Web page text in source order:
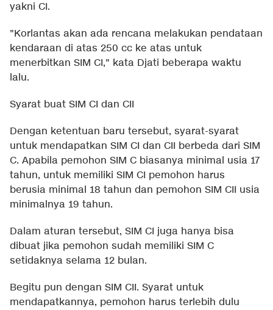
yakni CI.
"Korlantas akan ada rencana melakukan pendataan
kendaraan di atas 250 cc ke atas untuk
menerbitkan SIM CI," kata Djati beberapa waktu
lalu.
Syarat buat SIM CI dan CII
Dengan ketentuan baru tersebut, syarat-syarat
untuk mendapatkan SIM CI dan CII berbeda dari SIM
C. Apabila pemohon SIM C biasanya minimal usia 17
tahun, untuk memiliki SIM CI pemohon harus
berusia minimal 18 tahun dan pemohon SIM CII usia
minimalnya 19 tahun.
Dalam aturan tersebut, SIM CI juga hanya bisa
dibuat jika pemohon sudah memiliki SIM C
setidaknya selama 12 bulan.
Begitu pun dengan SIM CII. Syarat untuk
mendapatkannya, pemohon harus terlebih dulu